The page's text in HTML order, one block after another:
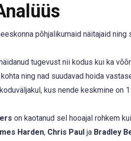
põhjalikumaid näitajaid
tugevust nii kodus kui ka
ning nad suudavad hoida
kus nende keskmine on
on kaotanud sel hooajal rohkem
Harden, Chris Paul ja Bradley